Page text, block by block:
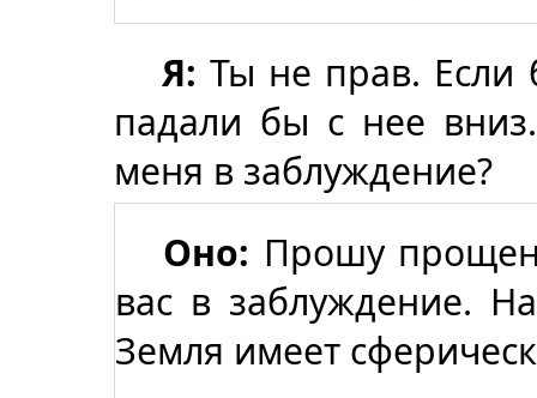
Я: Ты не прав. Если
падали бы с нее
меня в заблуждение?
Оно: Прошу
вас в заблуждение.
Земля имеет